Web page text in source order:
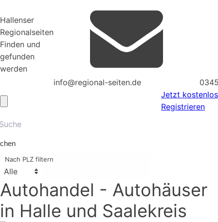
Hallenser
Regionalseiten
Finden und
gefunden
werden
info@regional-seiten.de
Jetzt kostenlos
Registrieren
Nach PLZ filtern
Autohandel - Autohäuser
in Halle und Saalekreis